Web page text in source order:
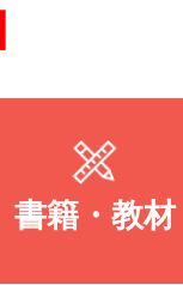
書籍・教材